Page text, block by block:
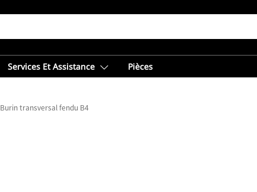
Services Et Assistance Pièces
Burin transversal fendu B4